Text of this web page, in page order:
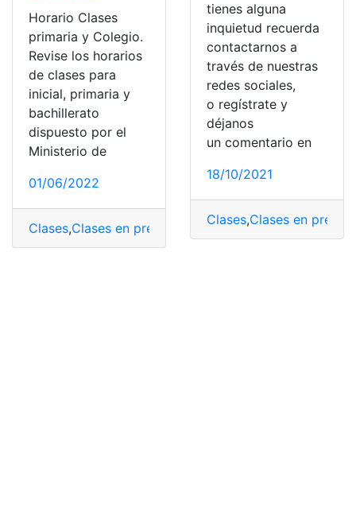
Horario Clases
primaria y Colegio.
Revise los horarios
de clases para
inicial, primaria y
bachillerato
dispuesto por el
Ministerio de
01/06/2022
Clases,Clases en preparatoria ,Clases Hibridas, Clases
tienes alguna
inquietud recuerda
contactarnos a
través de nuestras
redes sociales,
o regístrate y
déjanos
un comentario en
18/10/2021
Clases,Clases en